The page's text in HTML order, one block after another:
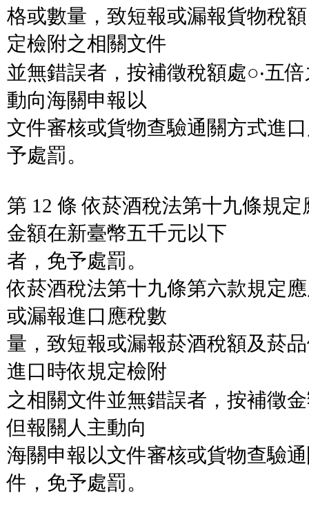
格或數量，致短報或漏報貨物稅
定檢附之相關文件
並無錯誤者，按補徵稅額處○‧五
動向海關申報以
文件審核或貨物查驗通關方式進
予處罰。
第 12 條 依菸酒稅法第十九條規
金額在新臺幣五千元以下
者，免予處罰。
依菸酒稅法第十九條第六款規定
或漏報進口應稅數
量，致短報或漏報菸酒稅額及菸
進口時依規定檢附
之相關文件並無錯誤者，按補徵
但報關人主動向
海關申報以文件審核或貨物查驗
件，免予處罰。